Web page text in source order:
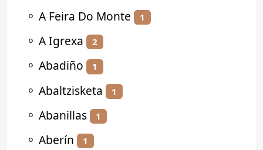
⚬ A Feira Do Monte 1
⚬ A Igrexa 2
⚬ Abadiño 1
⚬ Abaltzisketa 1
⚬ Abanillas 1
⚬ Aberín 1